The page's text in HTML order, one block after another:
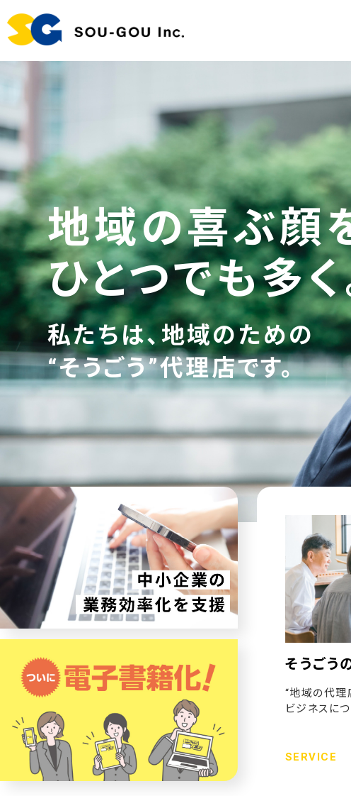
地域の喜ぶ顔
ひとつでも多く
私たちは、地域のための
“そうごう”代理店です。
そうごう
“地域の代理
ビジネスに
SERVICE